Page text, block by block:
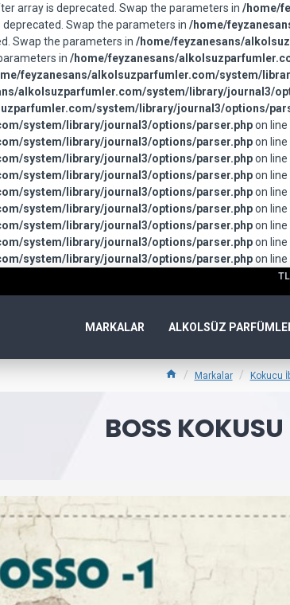
array is deprecated. Swap the parameters in /home/
Swap the parameters in /home/
Swap the parameters in /home/feyzanesans/
in /home/feyzanesans/
feyzanesans/alkolsuzparfumler.com/system/
alkolsuzparfumler.com/system/library/journal3/
system/library/journal3/options/
system/library/journal3/options/parser.phpon line
system/library/journal3/options/parser.phpon line
system/library/journal3/options/parser.phpon line
system/library/journal3/options/parser.phpon line
system/library/journal3/options/parser.phpon line
system/library/journal3/options/parser.phpon line
system/library/journal3/options/parser.phpon line
system/library/journal3/options/parser.phpon line
system/library/journal3/options/parser.phpon line
TL
MARKALAR ALKOLSÜZ
Markalar Kokucu
BOSS